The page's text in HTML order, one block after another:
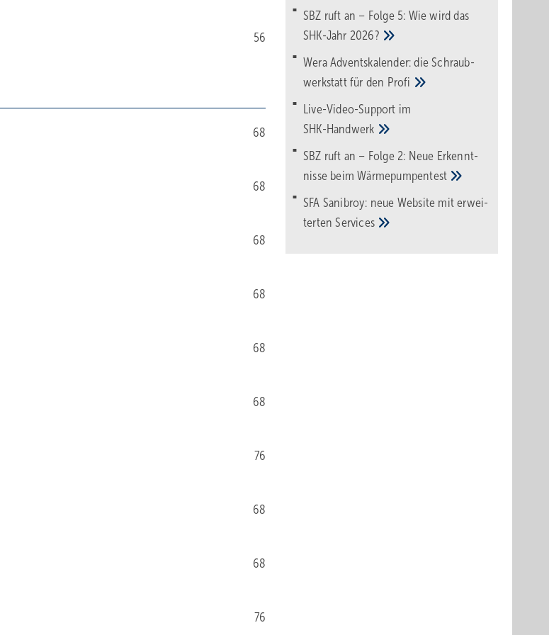
56
68
68
68
68
68
68
76
68
68
76
SBZ ruft an – Folge 5: Wie wird das
SHK-Jahr 2026?
Wera Adventskalender: die Schraub­
werk­statt für den Pro­fi
Live-Video-Support im
SHK-Handwerk
SBZ ruft an – Folge 2: Neue Erkennt­
nisse beimWärme­pumpen­test
SFA Sanibroy: neue Web­site mit erwei­
tertenServices